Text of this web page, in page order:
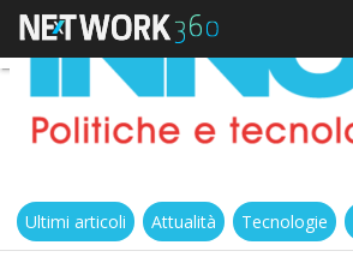
Ultimi articoli Attualità Tecnologie